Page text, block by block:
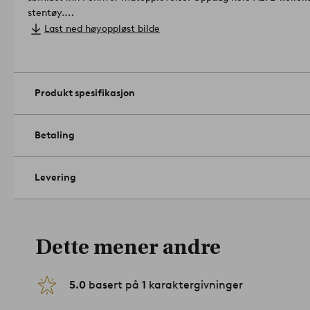
stentøy.
Belegg: glasert.
Last ned høyoppløst bilde
Produkt spesifikasjon
Betaling
Levering
Dette mener andre
5.0 basert på 1 karaktergivninger